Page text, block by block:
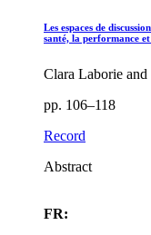
Les espaces de
santé, la performance
Clara Laborie
pp. 106–118
Record
Abstract
FR: